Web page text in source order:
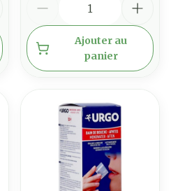
Ajouter au
panier